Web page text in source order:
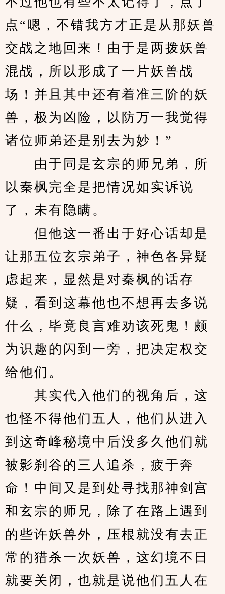
点“嗯，不错我方才正是从那妖兽
交战之地回来！由于是两拨妖兽
混战，所以形成了一片妖兽战
场！并且其中还有着准三阶的妖
兽，极为凶险，以防万一我觉得
诸位师弟还是别去为妙！”
由于同是玄宗的师兄弟，所
以秦枫完全是把情况如实诉说
了，未有隐瞒。
但他这一番出于好心话却是
让那五位玄宗弟子，神色各异疑
虑起来，显然是对秦枫的话存
疑，看到这幕他也不想再去多说
什么，毕竟良言难劝该死鬼！颇
为识趣的闪到一旁，把决定权交
给他们。
其实代入他们的视角后，这
也怪不得他们五人，他们从进入
到这奇峰秘境中后没多久他们就
被影刹谷的三人追杀，疲于奔
命！中间又是到处寻找那神剑宫
和玄宗的师兄，除了在路上遇到
的些许妖兽外，压根就没有去正
常的猎杀一次妖兽，这幻境不日
就要关闭，也就是说他们五人在